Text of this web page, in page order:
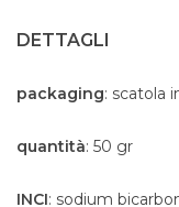
DETTAGLI
packaging: scatola
quantità: 50 gr
INCI: sodium